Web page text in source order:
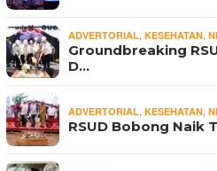
ADVERTORIAL, KESEHATAN,
Groundbreaking
D…
ADVERTORIAL, KESEHATAN,
RSUD Bobong Naik